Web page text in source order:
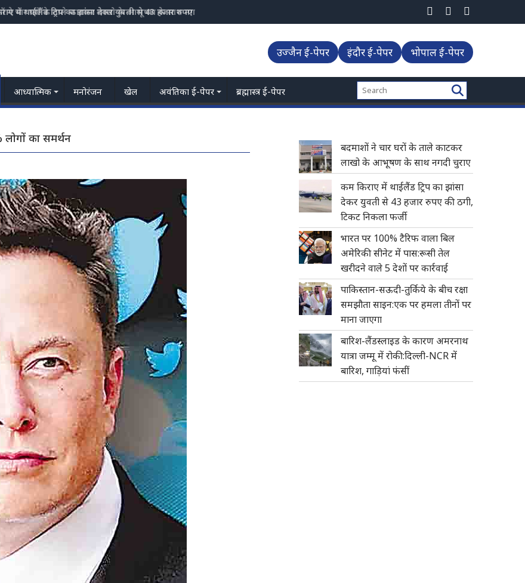
में थाईलैंड ट्रिप का झांसा देकर युवती से 43 हजार रुपए की ठगी, टिकट निकला फर्जी
उज्जैन ई-पेपर इंदौर ई-पेपर भोपाल ई-पेपर
आध्यात्मिक मनोरंजन खेल अवंतिका ई-पेपर ब्रह्मास्त्र ई-पेपर
लोगों का समर्थन
बदमाशों ने चार घरों के ताले काटकर
लाखो के आभूषण के साथ नगदी चुराए
कम किराए में थाईलैंड ट्रिप का झांसा
देकर युवती से 43 हजार रुपए की ठगी,
टिकट निकला फर्जी
भारत पर 100% टैरिफ वाला बिल
अमेरिकी सीनेट में पास:रूसी तेल
खरीदने वाले 5 देशों पर कार्रवाई
पाकिस्तान-सऊदी-तुर्किये के बीच रक्षा
समझौता साइन:एक पर हमला तीनों पर
माना जाएगा
बारिश-लैंडस्लाइड के कारण अमरनाथ
यात्रा जम्मू में रोकी:दिल्ली-NCR में
बारिश, गाड़ियां फंसीं